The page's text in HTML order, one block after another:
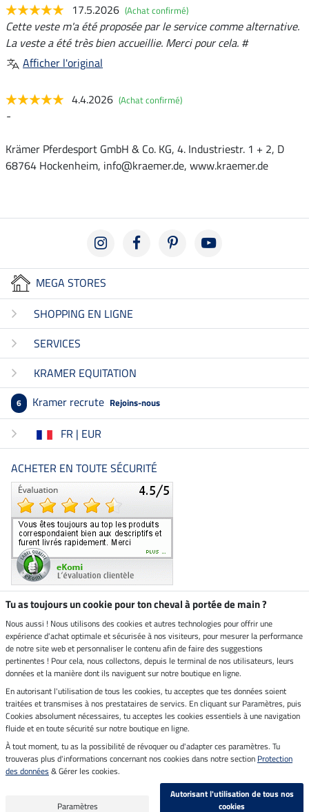
17.5.2026 (Achat confirmé)
Cette veste m'a été proposée par le service comme alternative.
La veste a été très bien accueillie. Merci pour cela. #
Afficher l'original
4.4.2026 (Achat confirmé)
-
Krämer Pferdesport GmbH & Co. KG, 4. Industriestr. 1 + 2, D
68764 Hockenheim, info@kraemer.de, www.kraemer.de
MEGA STORES
SHOPPING EN LIGNE
SERVICES
KRAMER EQUITATION
6 Kramer recrute Rejoins-nous
FR | EUR
ACHETER EN TOUTE SÉCURITÉ
Boutique climatiquement
neutre
Livraison par
Paiement sécurisé
Mentions légales
Dernière actualisation le 06.08.2026 à 03:11
Tous les prix s'entendent TVA incluse et
frais de port en sus
Tu as toujours un cookie pour ton cheval à portée de main ?
Nous aussi ! Nous utilisons des cookies et autres technologies pour offrir une
expérience d'achat optimale et sécurisée à nos visiteurs, pour mesurer la performance
de notre site web et personnaliser le contenu afin de faire des suggestions
pertinentes ! Pour cela, nous collectons, depuis le terminal de nos utilisateurs, leurs
données et la manière dont ils naviguent sur notre boutique en ligne.
En autorisant l'utilisation de tous les cookies, tu acceptes que tes données soient
traitées et transmises à nos prestataires de servics. En cliquant sur Paramètres, puis
Cookies absolument nécessaires, tu acceptes les cookies essentiels à une navigation
fluide et en toute sécurité sur notre boutique en ligne.
À tout moment, tu as la possibilité de révoquer ou d'adapter ces paramètres. Tu
trouveras plus d'informations concernant nos cookies dans notre section Protection
des données & Gérer les cookies.
Paramètres
Autorisant l'utilisation de tous nos
cookies